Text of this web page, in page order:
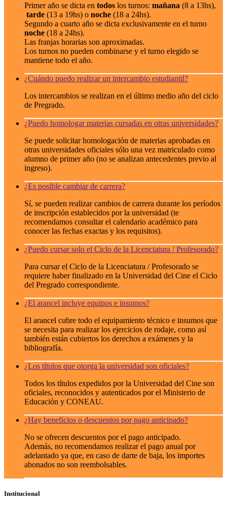
Primer año se dicta en todos los turnos: mañana (8 a 13hs),
tarde (13 a 19hs) o noche (18 a 24hs).
Segundo a cuarto año se dicta exclusivamente en el turno
noche (18 a 24hs).
Las franjas horarias son aproximadas.
Los turnos no pueden combinarse y el turno elegido se
mantiene todo el año.
¿Cuándo puedo realizar un intercambio estudiantil?
Los intercambios se realizan en el último medio año del ciclo
de Pregrado.
¿Puedo homologar materias cursadas en otras universidades?
Se puede solicitar homologación de materias aprobadas en
otras universidades oficiales sólo una vez matriculado como
alumno de primer año (no se analizan antecedentes previo al
ingreso).
¿Es posible cambiar de carrera?
Sí, se pueden realizar cambios de carrera durante los períodos
de inscripción establecidos por la universidad (te
recomendamos consultar el calendario académico para
conocer las fechas exactas y los requisitos).
¿Puedo cursar solo el Ciclo de la Licenciatura / Profesorado?
Para cursar el Ciclo de la Licenciatura / Profesorado se
requiere haber finalizado en la Universidad del Cine el Ciclo
del Pregrado correspondiente.
¿El arancel incluye equipos e insumos?
El arancel cubre todo el equipamiento técnico e insumos que
se necesita para realizar los ejercicios de rodaje, como así
también están cubiertos los derechos a exámenes y la
bibliografía.
¿Los títulos que otorga la universidad son oficiales?
Todos los títulos expedidos por la Universidad del Cine son
oficiales, reconocidos y autenticados por el Ministerio de
Educación y CONEAU.
¿Hay beneficios o descuentos por pago anticipado?
No se ofrecen descuentos por el pago anticipado.
Además, no recomendamos realizar el pago anual por
adelantado ya que, en caso de darte de baja, los importes
abonados no son reembolsables.
Institucional